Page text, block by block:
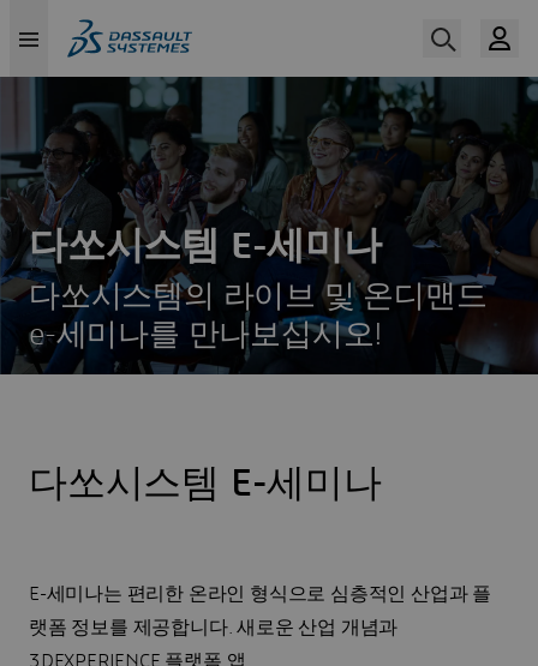
다쏘시스템 E-세미나
다쏘시스템의 라이브 및 온디맨드
e-세미나를 만나보십시오!
다쏘시스템 E-세미나
E-세미나는 편리한 온라인 형식으로 심층적인 산업과 플
랫폼 정보를 제공합니다. 새로운 산업 개념과
3DEXPERIENCE 플랫폼 앱